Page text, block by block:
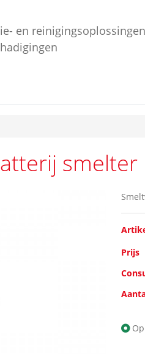
en reinigingsoplossingen
smelter
Prijs
Op